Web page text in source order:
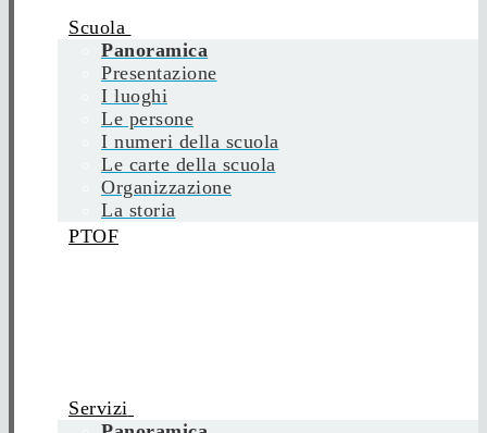
Scuola
Panoramica
Presentazione
I luoghi
Le persone
I numeri della scuola
Le carte della scuola
Organizzazione
La storia
PTOF
Servizi